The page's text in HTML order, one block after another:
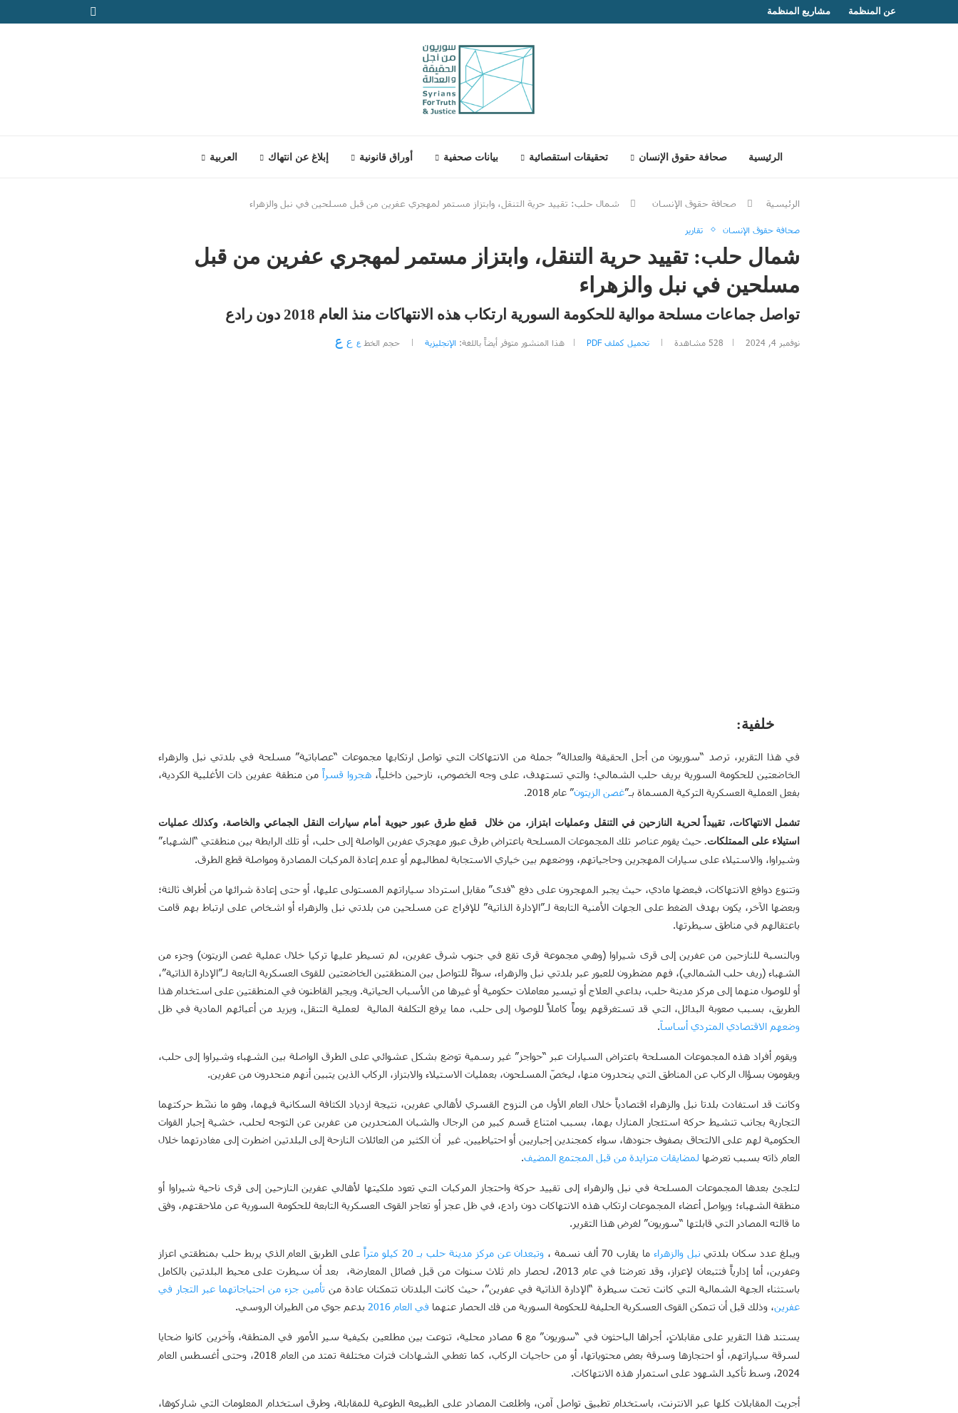
عن المنظمة مشاريع المنظمة
الرئيسية صحافة حقوق الإنسان تحقيقات استقصائية بيانات صحفية أوراق قانونية إبلاغ عن انتهاك العربية
الرئيسية صحافة حقوق الإنسان شمال حلب: تقييد حرية التنقل، وابتزاز مستمر لمهجري عفرين من قبل مسلحين في نبل والزهراء
صحافة حقوق الإنسان تقارير
شمال حلب: تقييد حرية التنقل، وابتزاز مستمر لمهجري عفرين من قبل
مسلحين في نبل والزهراء
تواصل جماعات مسلحة موالية للحكومة السورية ارتكاب هذه الانتهاكات منذ العام 2018 دون رادع
نوفمبر 4, 2024 528 مشاهدة تحميل كملف PDF هذا المنشور متوفر أيضاً باللغة: الإنجليزية حجم الخط ع ع ع
خلفية:
في هذا التقرير، ترصد “سوريون من أجل الحقيقة والعدالة” جملة من الانتهاكات التي تواصل ارتكابها مجموعات “عصاباتية” مسلحة في بلدتي نبل والزهراء
الخاضعتين للحكومة السورية بريف حلب الشمالي؛ والتي تستهدف، على وجه الخصوص، نازحين داخلياً، هجروا قسراً من منطقة عفرين ذات الأغلبية الكردية،
بفعل العملية العسكرية التركية المسماة بـ”غصن الزيتون” عام 2018.
تشمل الانتهاكات، تقييداً لحرية النازحين في التنقل وعمليات ابتزاز، منخلال قطع طرق عبور حيوية أمام سيارات النقل الجماعي والخاصة، وكذلك عمليات
استيلاء على الممتلكات.حيث يقوم عناصر تلك المجموعات المسلحة باعتراض طرق عبور مهجري عفرين الواصلة إلى حلب، أو تلك الرابطة بين منطقتي “الشهباء”
وشيراوا، والاستيلاء على سيارات المهجرين وحاجياتهم، ووضعهم بين خياري الاستجابة لمطالبهم أو عدم إعادة المركبات المصادرة ومواصلة قطع الطرق.
وتتنوع دوافع الانتهاكات، فبعضها مادي، حيث يجبر المهجرون على دفع “فدى” مقابل استرداد سياراتهم المستولى عليها، أو حتى إعادة شرائها من أطراف ثالثة؛
وبعضها الآخر، يكون بهدف الضغط على الجهات الأمنية التابعة لـ”الإدارة الذاتية” للإفراج عن مسلحين من بلدتي نبل والزهراء أو اشخاص على ارتباط بهم قامت
باعتقالهم في مناطق سيطرتها.
وبالنسبة للنازحين من عفرين إلى قرى شيراوا (وهي مجموعة قرى تقع في جنوب شرق عفرين، لم تسيطر عليها تركيا خلال عملية غصن الزيتون) وجزء من
الشهباء (ريف حلب الشمالي)، فهم مضطرون للعبور عبر بلدتي نبل والزهراء، سواءً للتواصل بين المنطقتين الخاضعتين للقوى العسكرية التابعة لـ”الإدارة الذاتية”،
أو للوصول منهما إلى مركز مدينة حلب، بداعي العلاج أو تيسير معاملات حكومية أو غيرها من الأسباب الحياتية. ويجبر القاطنون في المنطقتين على استخدام هذا
الطريق، بسبب صعوبة البدائل، التي قد تستغرقهم يوماً كاملاً للوصول إلى حلب، مما يرفع التكلفة المالية لعملية التنقل، ويزيد من أعبائهم المادية في ظل
وضعهم الاقتصادي المتردي أساساَ.
ويقوم أفراد هذه المجموعات المسلحة باعتراض السيارات عبر “حواجز” غير رسمية توضع بشكل عشوائي على الطرق الواصلة بين الشهباء وشيراوا إلى حلب،
ويقومون بسؤال الركاب عن المناطق التي ينحدرون منها، ليخصّ المسلحون، بعمليات الاستيلاء والابتزاز، الركاب الذين يتبين أنهم منحدرون من عفرين.
وكانت قد استفادت بلدتا نبل والزهراء اقتصادياً خلال العام الأول من النزوح القسري لأهالي عفرين، نتيجة ازدياد الكثافة السكانية فيهما، وهو ما نشّط حركتهما
التجارية بجانب تنشيط حركة استئجار المنازل بهما، بسبب امتناع قسم كبير من الرجال والشبان المنحدرين من عفرين عن التوجه لحلب، خشية إجبار القوات
الحكومية لهم على الالتحاق بصفوف جنودها، سواء كمجندين إجباريين أو احتياطيين. غير أن الكثير من العائلات النازحة إلى البلدتين اضطرت إلى مغادرتهما خلال
العام ذاته بسبب تعرضها لمضايقات متزايدة من قبل المجتمع المضيف.
لتلجئ بعدها المجموعات المسلحة في نبل والزهراء إلى تقييد حركة واحتجاز المركبات التي تعود ملكيتها لأهالي عفرين النازحين إلى قرى ناحية شيراوا أو
منطقة الشهباء؛ ويواصل أعضاء المجموعات ارتكاب هذه الانتهاكات دون رادع، في ظل عجز أو تعاجز القوى العسكرية التابعة للحكومة السورية عن ملاحقتهم، وفق
ما قالته المصادر التي قابلتها “سوريون” لغرض هذا التقرير.
ويبلغ عدد سكان بلدتي نبل والزهراء ما يقارب 70 ألف نسمة ، وتبعدان عن مركز مدينة حلب بـ20 كيلو متراعلى الطريق العام الذي يربط حلب بمنطقتي اعزاز
وعفرين، أما إدارياً فتتبعان لإعزاز، وقد تعرضتا في عام 2013، لحصار دام ثلاث سنوات من قبل فصائل المعارضة، بعد أن سيطرت على محيط البلدتين بالكامل
باستثناء الجهة الشمالية التي كانت تحت سيطرة “الإدارة الذاتية في عفرين”، حيث كانت البلدتان تتمكنان عادة من تأمين جزء من احتياجاتهما عبر التجار في
عفرين، وذلك قبل أن تتمكن القوى العسكرية الحليفة للحكومة السورية من فك الحصار عنهما في العام بدعم جوي من الطيران الروسي.
يستند هذا التقرير على مقابلاتٍ، أجراها الباحثون في “سوريون” مع6 مصادر محلية، تنوعت بين مطلعين بكيفية سير الأمور في المنطقة، وآخرين كانوا ضحايا
لسرقة سياراتهم، أو احتجازها وسرقة بعض محتوياتها، أو من حاجيات الركاب، كما تغطي الشهادات فترات مختلفة تمتد من العام 2018، وحتى أغسطس العام
2024، وسط تأكيد الشهود على استمرار هذه الانتهاكات.
أجريت المقابلات كلها عبر الانترنت، باستخدام تطبيق تواصل آمن، واطلعت المصادر على الطبيعة الطوعية للمقابلة، وطرق استخدام المعلومات التي شاركوها،